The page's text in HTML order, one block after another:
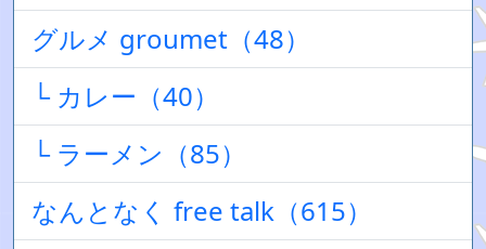
グルメ groumet（48）
└ カレー（40）
└ ラーメン（85）
なんとなく free talk（615）